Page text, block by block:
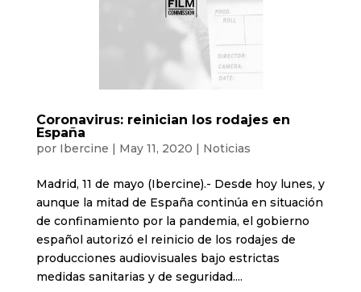
Coronavirus: reinician los rodajes en
España
por Ibercine | May 11, 2020 | Noticias
Madrid, 11 de mayo (Ibercine).- Desde hoy lunes, y
aunque la mitad de España continúa en situación
de confinamiento por la pandemia, el gobierno
español autorizó el reinicio de los rodajes de
producciones audiovisuales bajo estrictas
medidas sanitarias y de seguridad....